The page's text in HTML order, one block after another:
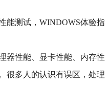
器性能、显卡性能、内存性
很多人的认识有误区，处理